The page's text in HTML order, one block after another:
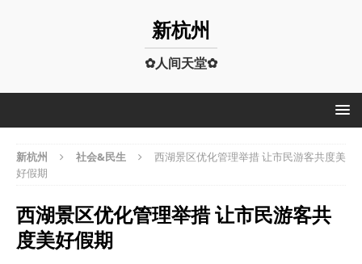
新杭州
✿人间天堂✿
新杭州 社会&民生
西湖景区优化管理举措 让市民游客共度美
好假期
西湖景区优化管理举措 让市民游客共
度美好假期